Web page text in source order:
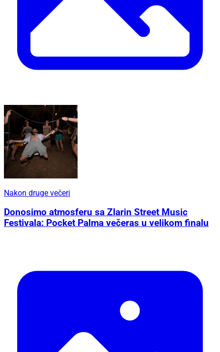
Nakon druge večeri
Donosimo atmosferu sa Zlarin Street Music
Festivala: Pocket Palma večeras u velikom finalu